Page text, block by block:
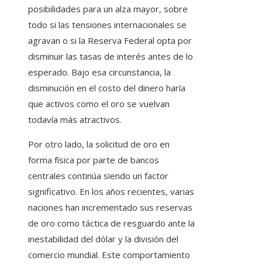
posibilidades para un alza mayor, sobre
todo si las tensiones internacionales se
agravan o si la Reserva Federal opta por
disminuir las tasas de interés antes de lo
esperado. Bajo esa circunstancia, la
disminución en el costo del dinero haría
que activos como el oro se vuelvan
todavía más atractivos.
Por otro lado, la solicitud de oro en
forma física por parte de bancos
centrales continúa siendo un factor
significativo. En los años recientes, varias
naciones han incrementado sus reservas
de oro como táctica de resguardo ante la
inestabilidad del dólar y la división del
comercio mundial. Este comportamiento